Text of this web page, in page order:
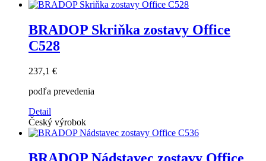
BRADOP Skriňka zostavy Office
C528
237,1 €
podľa prevedenia
Detail
Český výrobok